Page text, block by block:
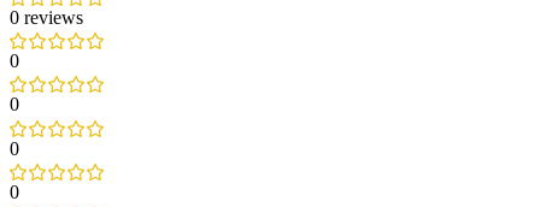
0 reviews
0
0
0
0